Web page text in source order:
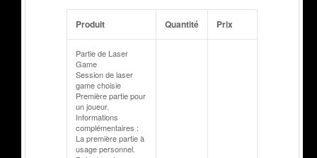
Produit Quantité Prix
Partie de Laser
Game
Session de laser
game choisie
Première partie pour
un joueur.
Informations
complémentaires :
La première partie à
usage personnel.